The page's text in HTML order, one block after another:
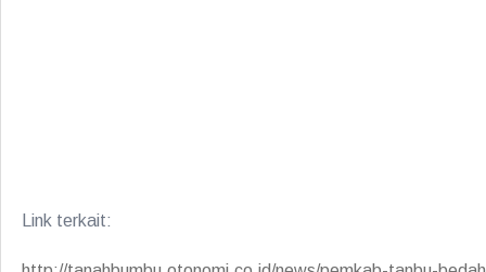
Link terkait: